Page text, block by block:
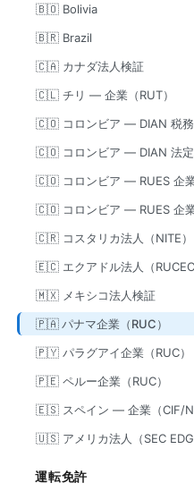
🇧🇴 Bolivia
🇧🇷 Brazil
🇨🇦 カナダ法人検証
🇨🇱 チリ — 企業（RUT）
🇨🇴 コロンビア — DIAN 税
🇨🇴 コロンビア — DIAN 法定
🇨🇴 コロンビア — RUES 企
🇨🇴 コロンビア — RUES 企
🇨🇷 コスタリカ法人（NITE）
🇪🇨 エクアドル法人（RUCEC
🇲🇽 メキシコ法人検証
🇵🇦 パナマ企業（RUC）
🇵🇾 パラグアイ企業（RUC）
🇵🇪 ペルー企業（RUC）
🇪🇸 スペイン — 企業（CIF/
🇺🇸 アメリカ法人（SEC
運転免許